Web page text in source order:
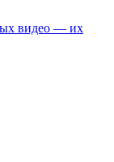
видео — их